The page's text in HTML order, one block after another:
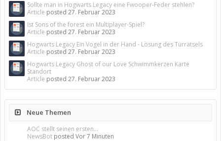
Sollte man in Hogwarts Legacy eine Fwooper-Feder stehlen?
Article posted 27. Februar 2023
Ist Sons of the forest ein Multiplayer-Spiel?
Article posted 27. Februar 2023
Hogwarts Legacy Ein Vogel in der Hand - Lösung des Türrätsels
Article posted 27. Februar 2023
Hogwarts Legacy Ghost of our Love Schwimmkerzen Karte
Standort
Article posted 27. Februar 2023
Neue Themen
AOC stellt seinen ersten...
NewsBot posted Vor 7 Minuten